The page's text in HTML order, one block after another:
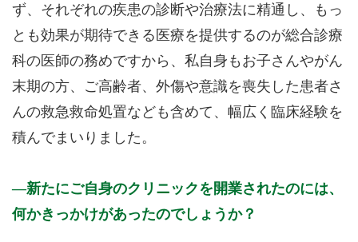
ず、それぞれの疾患の診断や治療法に精通し、もっ
とも効果が期待できる医療を提供するのが総合診療
科の医師の務めですから、私自身もお子さんやがん
末期の方、ご高齢者、外傷や意識を喪失した患者さ
んの救急救命処置なども含めて、幅広く臨床経験を
積んでまいりました。
新たにご自身のクリニックを開業されたのには、
何かきっかけがあったのでしょうか？